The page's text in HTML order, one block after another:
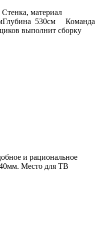
материал
530см Команда
выполнит сборку
и рациональное
Место для ТВ